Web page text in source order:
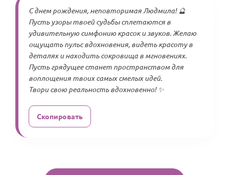
С днем рождения, неповторимая Людмила! 🔮
Пусть узоры твоей судьбы сплетаются в
удивительную симфонию красок и звуков. Желаю
ощущать пульс вдохновения, видеть красоту в
деталях и находить сокровища в мгновениях.
Пусть грядущее станет пространством для
воплощения твоих самых смелых идей.
Твори свою реальность вдохновенно! ✨
Скопировать